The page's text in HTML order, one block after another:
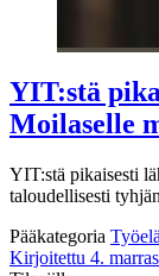
YIT:stä
Moilaselle
YIT:stä pikaisesti
taloudellisesti
Pääkategoria
Kirjoitettu 4.